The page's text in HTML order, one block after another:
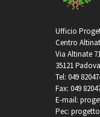
Ufficio
Centro
Via Altinate
35121 Padova
Tel: 049
Fax: 049
E-mail:
Pec: